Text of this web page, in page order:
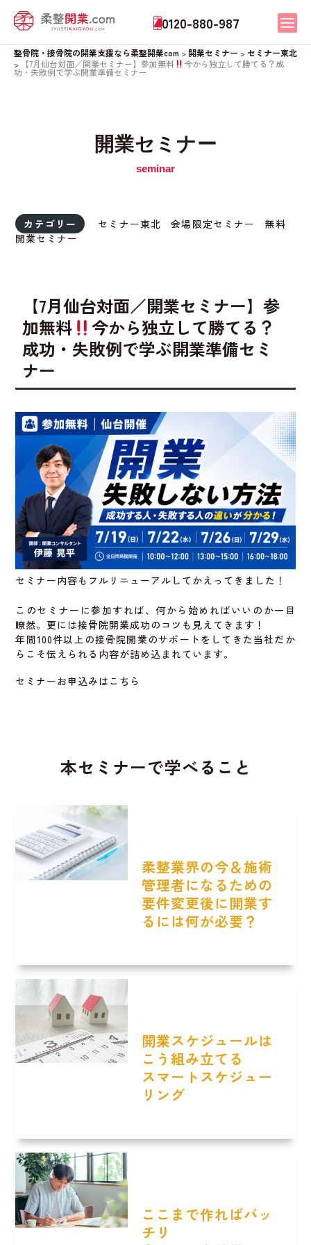
0120-880-987
整骨院・接骨院の開業支援なら柔整開業com > 開業セミナー > セミナー東北
> 【7月仙台対面／開業セミナー】参加無料 今から独立して勝てる？成
功・失敗例で学ぶ開業準備セミナー
開業セミナー
カテゴリー セミナー東北 会場限定セミナー
無料
開業セミナー
【7月仙台対面／開業セミナー】参
加無料
今から独立して勝てる？
成功・失敗例で学ぶ開業準備セミ
ナー
セミナー内容もフルリニューアルしてかえってきました！
このセミナーに参加すれば、何から始めればいいのか一目
瞭然。更には接骨院開業成功のコツも見えてきます！
年間100件以上の接骨院開業のサポートをしてきた当社だか
らこそ伝えられる内容が詰め込まれています。
セミナーお申込みはこちら
本セミナーで学べること
柔整業界の今＆施術
管理者になるための
要件変更後に開業す
るには何が必要？
開業スケジュールは
こう組み立てる
スマートスケジュー
リング
ここまで作ればバッ
チリ